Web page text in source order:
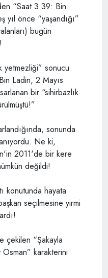
“Saat 3.39: Bin
yıl önce “yaşandığı”
bugün
sonucu
Ladin, 2 Mayıs
bir “sihirbazlık
sonunda
Ne ki,
2011'de bir kere
değildi!
konutunda hayata
seçilmesine yirmi
çekilen “Şakayla
Osman” karakterini